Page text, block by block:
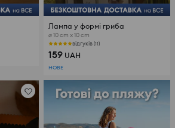
Лампа у формі гриба
⌀ 10 cm x 10 cm
відгуків (11)
159 UAH
НОВЕ